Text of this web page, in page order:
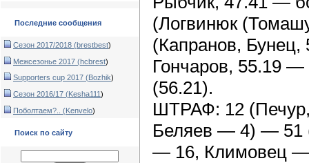
Последние сообщения
Сезон 2017/2018 (brestbest)
Межсезонье 2017 (hcbrest)
Supporters cup 2017 (Bozhik)
Сезон 2016/17 (Kesha111)
Поболтаем?.. (Kenvelo)
Поиск по сайту
(Логвинюк
(Капранов,
Гончаров, 55.19
(56.21).
ШТРАФ: 12
Беляев — 4) — 51
— 16, Климовец —